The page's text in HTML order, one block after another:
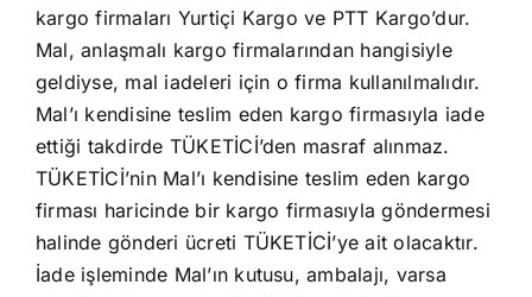
kargo firmaları Yurtiçi Kargo ve PTT Kargo’dur.
Mal, anlaşmalı kargo firmalarından hangisiyle
geldiyse, mal iadeleri için o firma kullanılmalıdır.
Mal’ı kendisine teslim eden kargo firmasıyla iade
ettiği takdirde TÜKETİCİ’den masraf alınmaz.
TÜKETİCİ’nin Mal’ı kendisine teslim eden kargo
firması haricinde bir kargo firmasıyla göndermesi
halinde gönderi ücreti TÜKETİCİ’ye ait olacaktır.
İade işleminde Mal’ın kutusu, ambalajı, varsa